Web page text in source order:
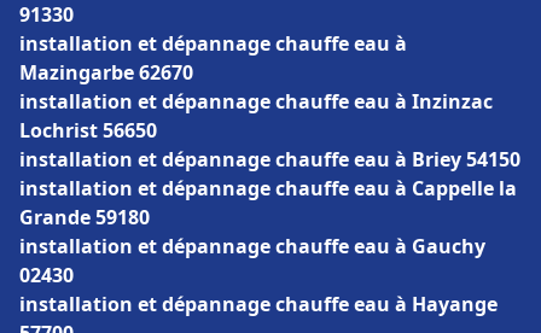
91330
installation et dépannage chauffe eau à
Mazingarbe 62670
installation et dépannage chauffe eau à Inzinzac
Lochrist 56650
installation et dépannage chauffe eau à Briey 54150
installation et dépannage chauffe eau à Cappelle la
Grande 59180
installation et dépannage chauffe eau à Gauchy
02430
installation et dépannage chauffe eau à Hayange